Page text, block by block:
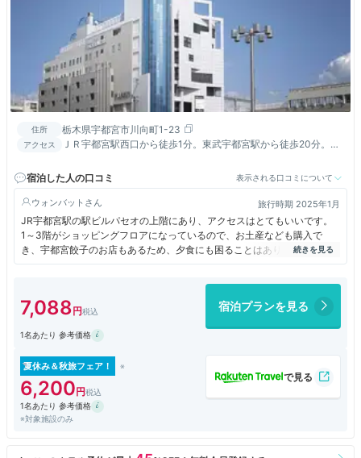
住所 栃木県宇都宮市川向町1-23
アクセス
ＪＲ宇都宮駅西口から徒歩1分。東武宇都宮駅から徒歩20分。日
宿泊した人の口コミ
表示される口コミについて
ウォンバット 旅行時期 2025年1月
JR宇都宮駅の駅ビルパセオの上階にあり、アクセスはとてもいいです。
1～3階がショッピングフロアになっているので、お土産なども購入で
き、宇都宮餃子のお店もあるため、夕食にも困ることはありません。
また窓からは宇都宮駅が見え、トレインビューも楽しむことができてよか
ったです。
7,088 宿泊プランを見る
1名あたり 参考価格
夏休み＆秋旅フェア！
6,200
1名あたり 参考価格
※対象施設のみ